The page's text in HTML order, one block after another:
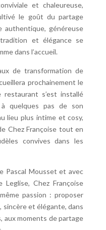
et chaleureuse,
le goût du partage
authentique, généreuse
et élégance se
dans l’accueil.
de transformation de
prochainement le
s’est installé
quelques pas de son
lieu plus intime et cosy,
Chez Françoise tout en
convives dans les
Pascal Mousset et avec
Chez Françoise
passion : proposer
sincère et élégante, dans
aux moments de partage